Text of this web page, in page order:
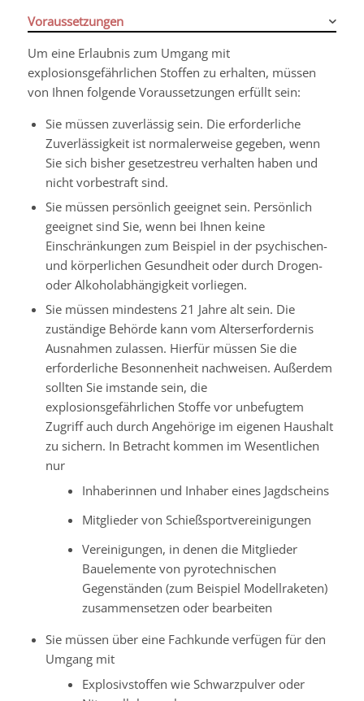
Voraussetzungen
Um eine Erlaubnis zum Umgang mit
explosionsgefährlichen Stoffen zu erhalten, müssen
von Ihnen folgende Voraussetzungen erfüllt sein:
Sie müssen zuverlässig sein. Die erforderliche
Zuverlässigkeit ist normalerweise gegeben, wenn
Sie sich bisher gesetzestreu verhalten haben und
nicht vorbestraft sind.
Sie müssen persönlich geeignet sein. Persönlich
geeignet sind Sie, wenn bei Ihnen keine
Einschränkungen zum Beispiel in der psychischen-
und körperlichen Gesundheit oder durch Drogen-
oder Alkoholabhängigkeit vorliegen.
Sie müssen mindestens 21 Jahre alt sein. Die
zuständige Behörde kann vom Alterserfordernis
Ausnahmen zulassen. Hierfür müssen Sie die
erforderliche Besonnenheit nachweisen. Außerdem
sollten Sie imstande sein, die
explosionsgefährlichen Stoffe vor unbefugtem
Zugriff auch durch Angehörige im eigenen Haushalt
zu sichern. In Betracht kommen im Wesentlichen
nur
Inhaberinnen und Inhaber eines Jagdscheins
Mitglieder von Schießsportvereinigungen
Vereinigungen, in denen die Mitglieder
Bauelemente von pyrotechnischen
Gegenständen (zum Beispiel Modellraketen)
zusammensetzen oder bearbeiten
Sie müssen über eine Fachkunde verfügen für den
Umgang mit
Explosivstoffen wie Schwarzpulver oder